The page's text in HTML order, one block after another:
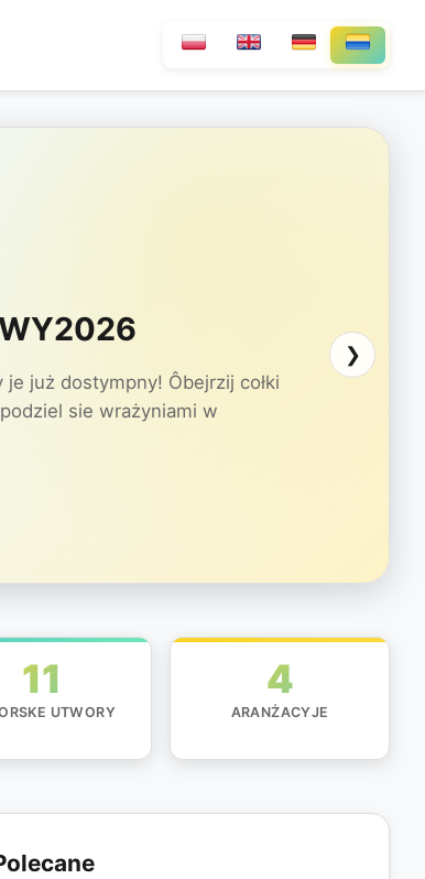
je już dostympny! Ôbejrzij cołki
sie wrażyniami w
❯
11
UTWORY
4
ARANŻACYJE